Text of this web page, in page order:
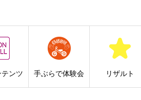
ンツ 手ぶらで体験会 リザルト